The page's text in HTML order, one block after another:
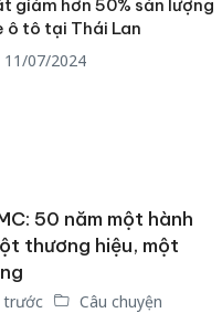
giảm hơn 50% sản lượng
ô tô tại Thái Lan
11/07/2024
50 năm một hành
thương hiệu, một
trước
Câu chuyện